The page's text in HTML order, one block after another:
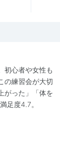
初心者や女性も
の練習会が大切
がった」「体を
足度4.7。